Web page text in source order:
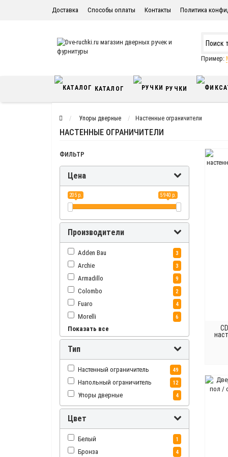
Доставка Способы оплаты Контакты Политика
Пример:
КАТАЛОГ РУЧКИ
Упоры дверные Настенные ограничители
НАСТЕННЫЕ ОГРАНИЧИТЕЛИ
ФИЛЬТР
Цена
205 р. 5 940 р.
Производители
Adden Bau 3
Archie 3
Armadillo 9
Colombo 2
Fuaro 4
Morelli 6
Punto
Renz
Venezia
Нора-М 13
Показать все
Тип
Настенный ограничитель 49
Напольный ограничитель 12
Упоры дверные 4
Цвет
Белый 1
Бронза 4